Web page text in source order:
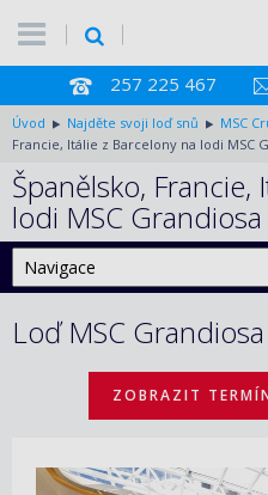
257 225 467
Úvod Najděte svoji loď snů MSC
Francie, Itálie z Barcelony na lodi MSC
Španělsko, Francie,
lodi MSC Grandiosa
Loď MSC Grandiosa
ZOBRAZIT